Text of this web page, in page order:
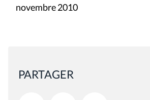
novembre 2010
PARTAGER